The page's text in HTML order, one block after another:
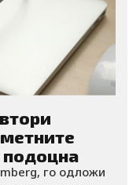
подоцна
го одложи